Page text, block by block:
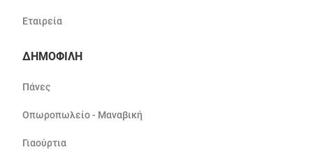
Εταιρεία
ΔΗΜΟΦΙΛΗ
Πάνες
Οπωροπωλείο - Μαναβική
Γιαούρτια